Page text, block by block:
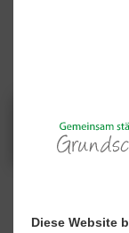
konnte. Nun
neue Thema
Diese Website